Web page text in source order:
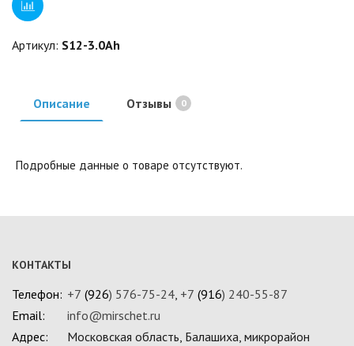
Артикул: S12-3.0Ah
Описание Отзывы 0
Подробные данные о товаре отсутствуют.
КОНТАКТЫ
Телефон: +7 (926) 576-75-24, +7 (916) 240-55-87
Email:
info@mirschet.ru
Адрес:
Московская область, Балашиха, микрорайон